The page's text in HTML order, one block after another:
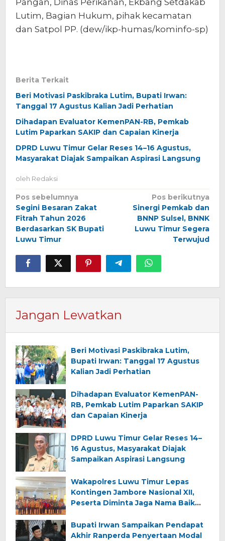
Lutim, Bagian Hukum, pihak kecamatan
dan Satpol PP. (dew/ikp-humas/kominfo-sp)
Berita Terkait
Beri Motivasi Paskibraka Lutim, Bupati Irwan:
Tanggal 17 Agustus Kalian Jadi Perhatian
Dihadapan Evaluator KemenPAN-RB, Pemkab
Lutim Paparkan SAKIP dan Capaian Kinerja
DPRD Luwu Timur Gelar Reses 14–16 Agustus,
Masyarakat Diajak Sampaikan Aspirasi Langsung
oleh Redaksi
Navigasi
pos
Pos sebelumnya
Segini Besaran Zakat
Fitrah Tahun 2026
Berdasarkan SK Bupati
Luwu Timur
Pos berikutnya
Sinergi Pemkab dan
BNNP Sulsel, BNNK
Luwu Timur Segera
Terwujud
Jangan Lewatkan
Beri Motivasi Paskibraka Lutim,
Bupati Irwan: Tanggal 17 Agustus
Kalian Jadi Perhatian
Dihadapan Evaluator KemenPAN-
RB, Pemkab Lutim Paparkan SAKIP
dan Capaian Kinerja
DPRD Luwu Timur Gelar Reses 14–
16 Agustus, Masyarakat Diajak
Sampaikan Aspirasi Langsung
Wakapolres Luwu Timur Lepas
Kontingen Jambore Nasional XII,
Peserta Diminta Jaga Nama Baik
Bupati Irwan Sampaikan Pendapat
Akhir Ranperda Penyertaan Modal